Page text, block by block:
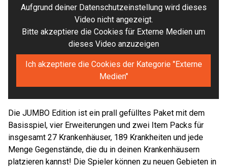
Aufgrund deiner Datenschutzeinstellung wird dieses
Video nicht angezeigt.
Bitte akzeptiere die Cookies für Externe Medien um
dieses Video anzuzeigen
Ich akzeptiere die Cookies der Kategorie "Externe
Medien"
Die JUMBO Edition ist ein prall gefülltes Paket mit dem
Basisspiel, vier Erweiterungen und zwei Item Packs für
insgesamt 27 Krankenhäuser, 189 Krankheiten und jede
Menge Gegenstände, die du in deinen Krankenhäusern
platzieren kannst! Die Spieler können zu neuen Gebieten in